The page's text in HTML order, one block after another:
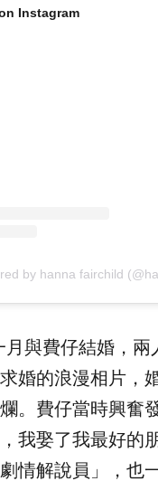
Instagram
by hanna fairchild
月與費仔結婚，兩
婚的浪漫相片，
。費仔當時興奮
我娶了我最好的
情解說員」，也